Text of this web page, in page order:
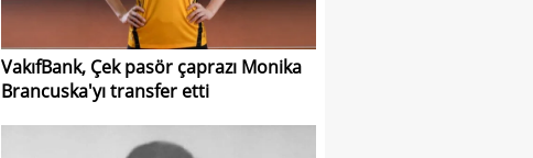
VakıfBank, Çek pasör çaprazı Monika
Brancuska'yı transfer etti